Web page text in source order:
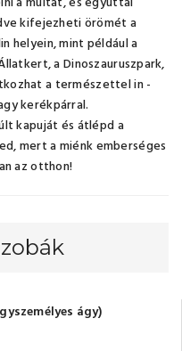
kifejezheti örömét a
helyein, mint például a
a Dinoszauruszpark,
a természettel in -
kerékpárral.
kapuját és átlépd a
mert a miénk emberséges
az otthon!
ágy)